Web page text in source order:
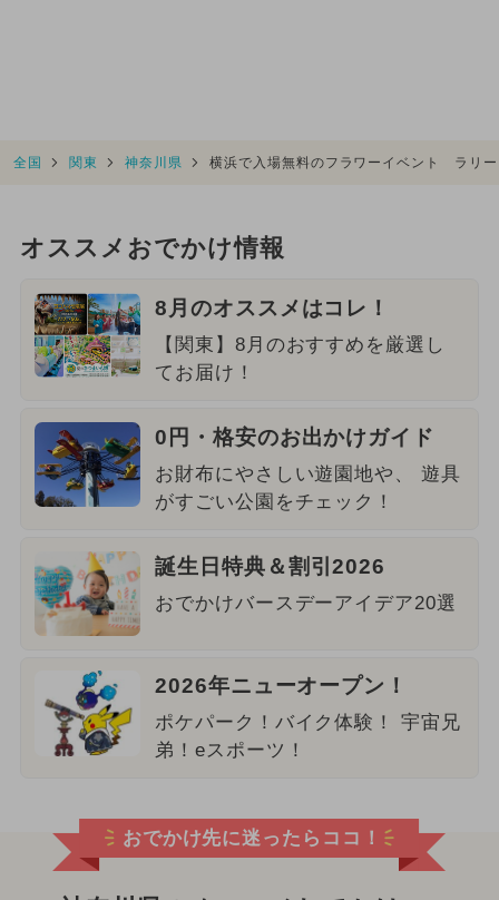
全国 関東 神奈川県 横浜で入場無料のフラワーイベント ラリ
オススメおでかけ情報
8月のオススメはコレ！
【関東】8月のおすすめを厳選し
てお届け！
0円・格安のお出かけガイド
お財布にやさしい遊園地や、 遊具
がすごい公園をチェック！
誕生日特典＆割引2026
おでかけバースデーアイデア20選
2026年ニューオープン！
ポケパーク！バイク体験！ 宇宙兄
弟！eスポーツ！
おでかけ先に迷ったらココ！